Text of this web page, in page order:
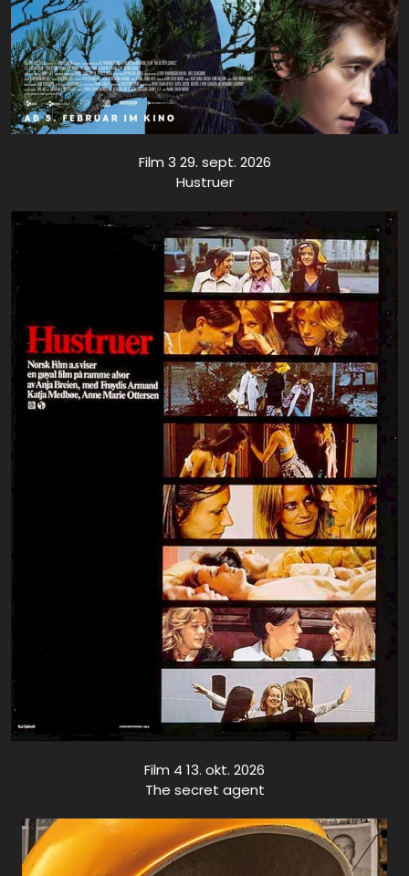
Film 3 29. sept. 2026
Hustruer
Film 4 13. okt. 2026
The secret agent